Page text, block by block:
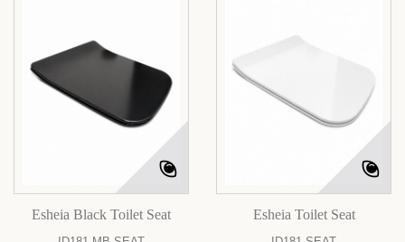
Esheia Black Toilet Seat Esheia Toilet Seat